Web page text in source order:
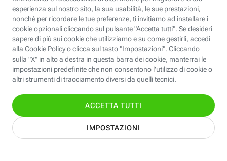
Credits e note legali
Fastweb.it
Formazione
Fastweb Digital Academy